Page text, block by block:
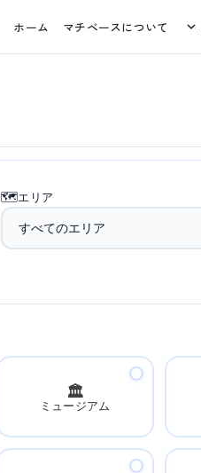
ホーム マチベースについて
🗺️エリア
🏛️
ミュージアム